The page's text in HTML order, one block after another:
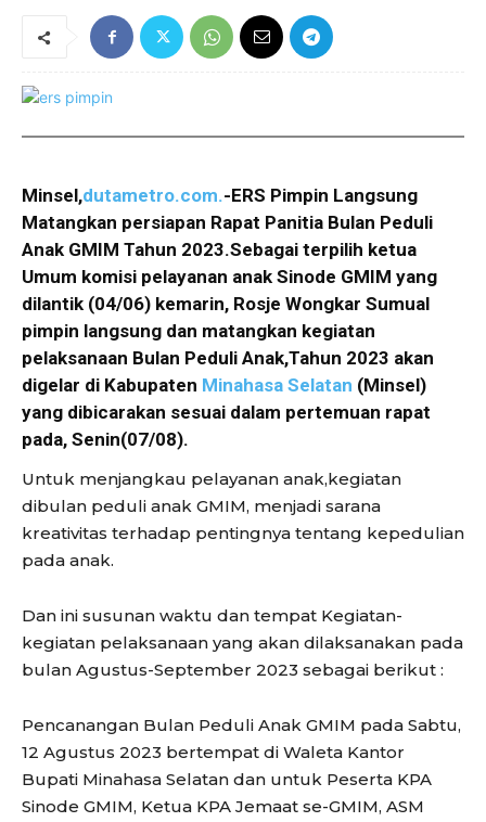
Minsel,dutametro.com.-ERS Pimpin Langsung
Matangkan persiapan Rapat Panitia Bulan Peduli
Anak GMIM Tahun 2023.Sebagai terpilih ketua
Umum komisi pelayanan anak Sinode GMIM yang
dilantik (04/06) kemarin, Rosje Wongkar Sumual
pimpin langsung dan matangkan kegiatan
pelaksanaan Bulan Peduli Anak,Tahun 2023 akan
digelar di Kabupaten Minahasa Selatan (Minsel)
yang dibicarakan sesuai dalam pertemuan rapat
pada, Senin(07/08).
Untuk menjangkau pelayanan anak,kegiatan
dibulan peduli anak GMIM, menjadi sarana
kreativitas terhadap pentingnya tentang kepedulian
pada anak.
Dan ini susunan waktu dan tempat Kegiatan-
kegiatan pelaksanaan yang akan dilaksanakan pada
bulan Agustus-September 2023 sebagai berikut :
Pencanangan Bulan Peduli Anak GMIM pada Sabtu,
12 Agustus 2023 bertempat di Waleta Kantor
Bupati Minahasa Selatan dan untuk Peserta KPA
Sinode GMIM, Ketua KPA Jemaat se-GMIM, ASM